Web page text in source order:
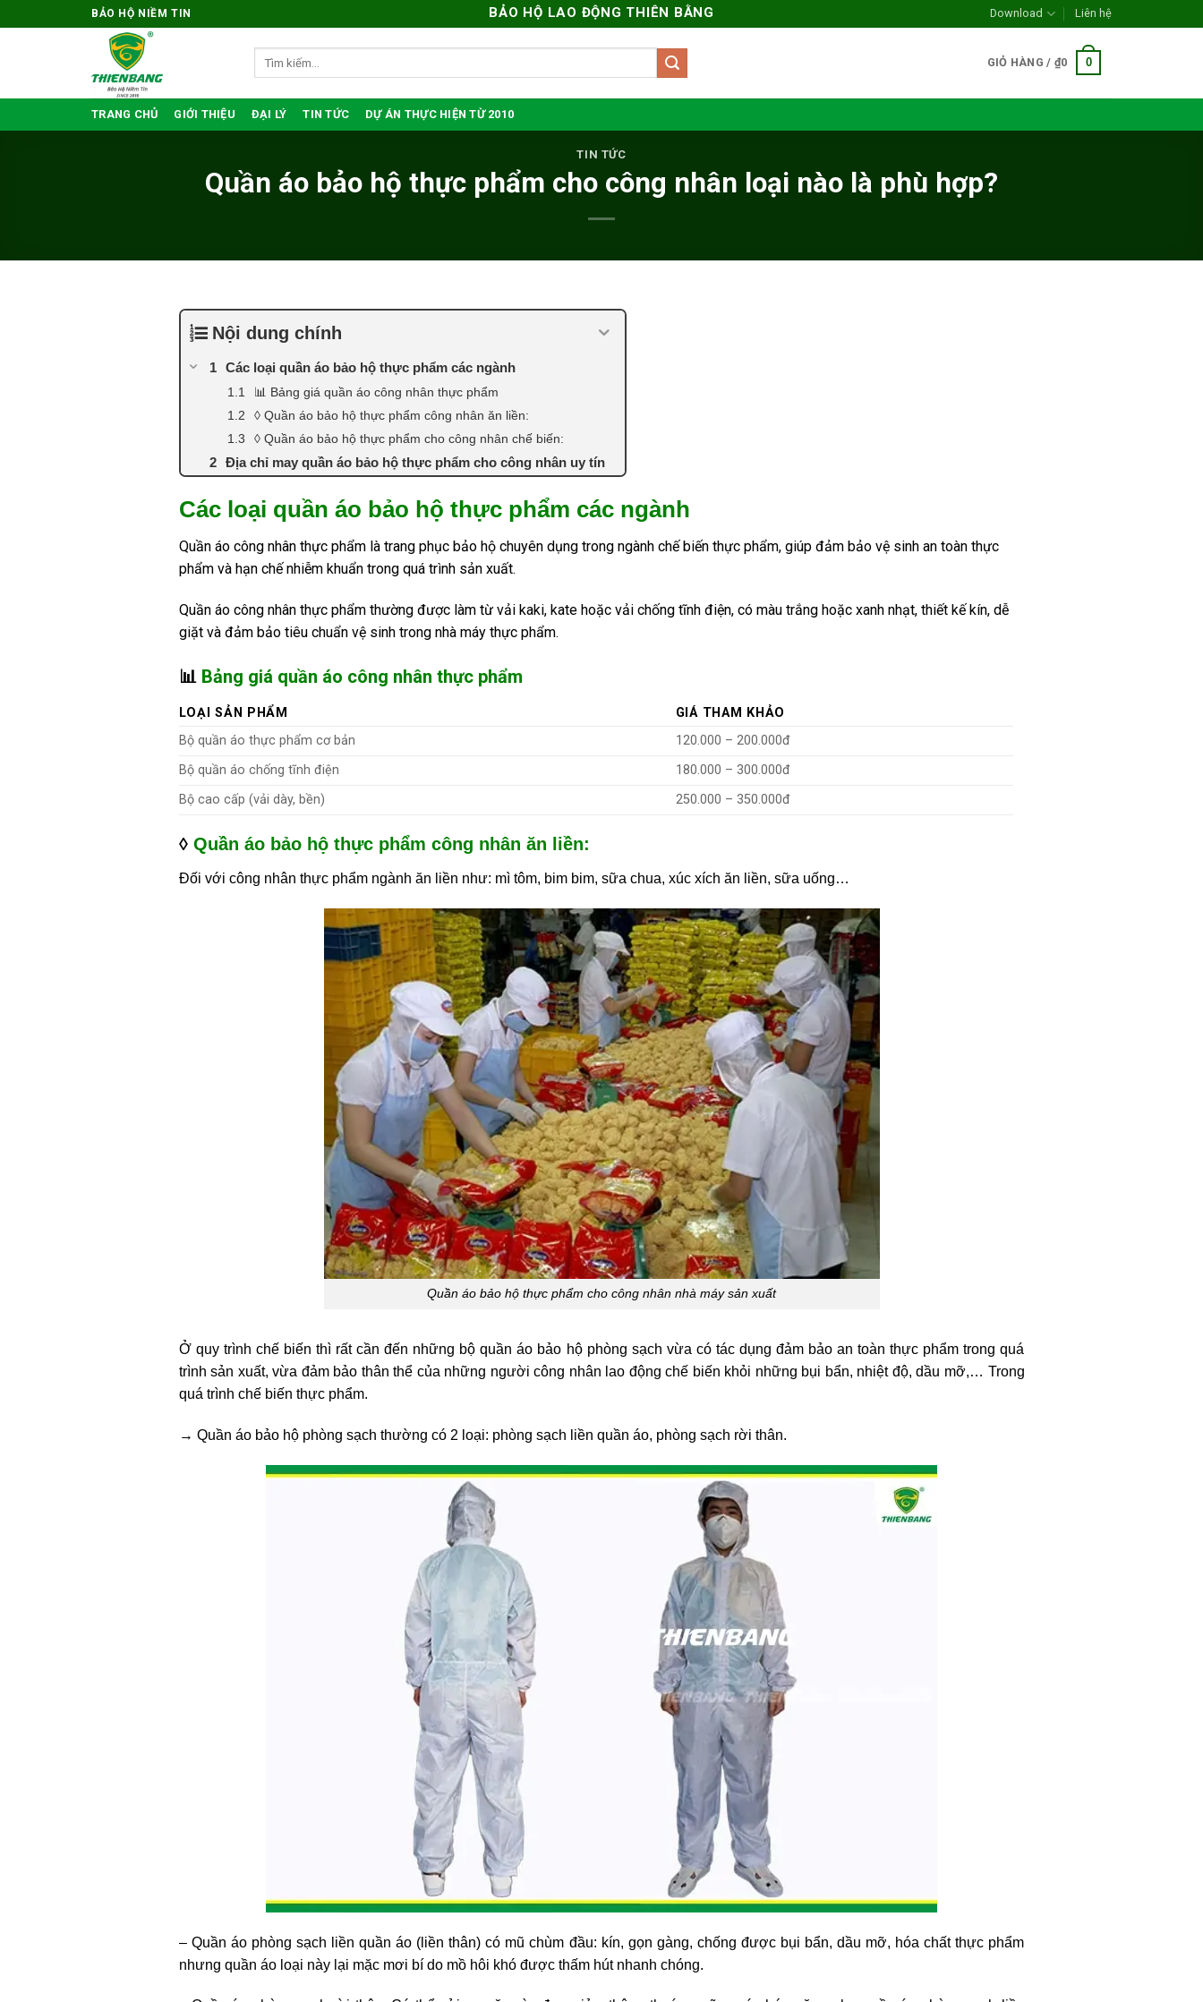
qua
BẢO HỘ NIỀM TIN BẢO HỘ LAO ĐỘNG THIÊN BẰNG Download Liên hệ
GIỎ HÀNG / ₫0 0
TRANG CHỦ GIỚI THIỆU ĐẠI LÝ TIN TỨC DỰ ÁN THỰC HIỆN TỪ 2010
TIN TỨC
Quần áo bảo hộ thực phẩm cho công nhân loại nào là phù hợp?
Nội dung chính
Các loại quần áo bảo hộ thực phẩm các ngành
📊 Bảng giá quần áo công nhân thực phẩm
◊ Quần áo bảo hộ thực phẩm công nhân ăn liền:
◊ Quần áo bảo hộ thực phẩm cho công nhân chế biến:
Địa chỉ may quần áo bảo hộ thực phẩm cho công nhân uy tín
Các loại quần áo bảo hộ thực phẩm các ngành
Quần áo công nhân thực phẩm là trang phục bảo hộ chuyên dụng trong ngành chế biến thực phẩm, giúp đảm bảo vệ sinh an toàn thực
phẩm và hạn chế nhiễm khuẩn trong quá trình sản xuất.
Quần áo công nhân thực phẩm thường được làm từ vải kaki, kate hoặc vải chống tĩnh điện, có màu trắng hoặc xanh nhạt, thiết kế kín, dễ
giặt và đảm bảo tiêu chuẩn vệ sinh trong nhà máy thực phẩm.
📊 Bảng giá quần áo công nhân thực phẩm
LOẠI SẢN PHẨM
GIÁ THAM KHẢO
Bộ quần áo thực phẩm cơ bản
120.000 – 200.000đ
Bộ quần áo chống tĩnh điện
180.000 – 300.000đ
Bộ cao cấp (vải dày, bền)
250.000 – 350.000đ
◊ Quần áo bảo hộ thực phẩm công nhân ăn liền:
Đối với công nhân thực phẩm ngành ăn liền như: mì tôm, bim bim, sữa chua, xúc xích ăn liền, sữa uống…
Quần áo bảo hộ thực phẩm cho công nhân nhà máy sản xuất
Ở quy trình chế biến thì rất cần đến những bộ quần áo bảo hộ phòng sạch vừa có tác dụng đảm bảo an toàn thực phẩm trong quá
trình sản xuất, vừa đảm bảo thân thể của những người công nhân lao động chế biến khỏi những bụi bẩn, nhiệt độ, dầu mỡ,… Trong
quá trình chế biến thực phẩm.
→ Quần áo bảo hộ phòng sạch thường có 2 loại: phòng sạch liền quần áo, phòng sạch rời thân.
– Quần áo phòng sạch liền quần áo (liền thân) có mũ chùm đầu: kín, gọn gàng, chống được bụi bẩn, dầu mỡ, hóa chất thực phẩm
nhưng quần áo loại này lại mặc mơi bí do mồ hôi khó được thấm hút nhanh chóng.